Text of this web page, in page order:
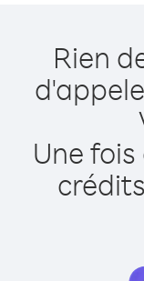
Rien
Une